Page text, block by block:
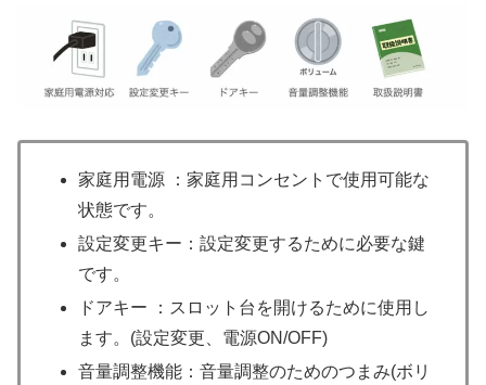
家庭用電源 ：家庭用コンセントで使用可能な
状態です。
設定変更キー：設定変更するために必要な鍵
です。
ドアキー ：スロット台を開けるために使用し
ます。(設定変更、電源ON/OFF)
音量調整機能：音量調整のためのつまみ(ボリ